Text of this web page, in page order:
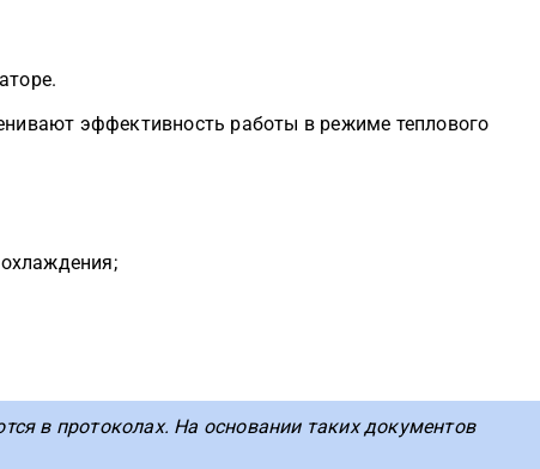
эффективность работы в режиме теплового
в протоколах. На основании таких документов